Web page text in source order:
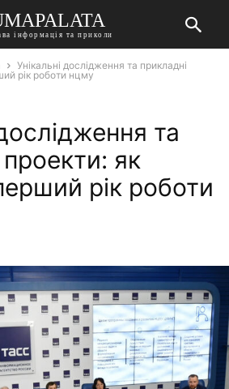
інформація та приколи
Унікальні дослідження та прикладні
рік роботи нцму
та
як
рік роботи